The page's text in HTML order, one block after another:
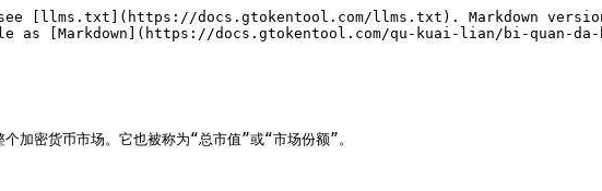
[llms.txt](https://docs.gtokentool.com/llms.txt). Markdown
as [Markdown](https://docs.gtokentool.com/qu-kuai-lian/bi-quan-
加密货币市场。它也被称为“总市值”或“市场份额”。